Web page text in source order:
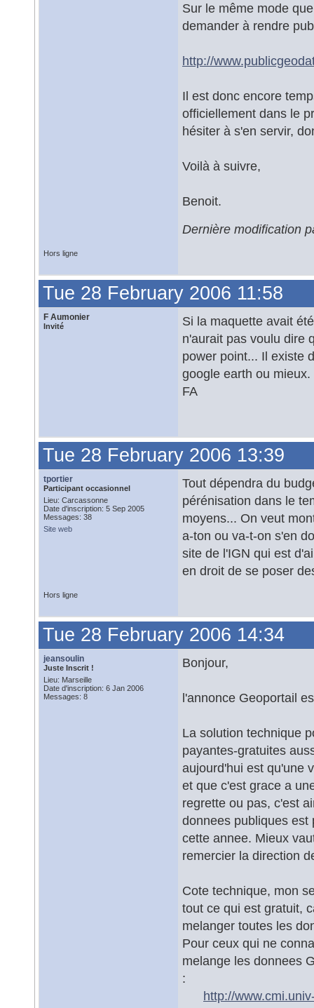
Sur le même mode
demander à rendre
http://
Il est donc encore
officiellement dans le
hésiter à s'en servir,
Voilà à suivre,
Benoit.
Dernière modification
Hors ligne
Tue 28 February 2006 11:58
F Aumonier
Invité
Si la maquette avait
n'aurait pas voulu dire
power point... Il existe
google earth ou mieux.
FA
Tue 28 February 2006 13:39
tportier
Participant occasionnel
Lieu: Carcassonne
Date d'inscription: 5 Sep 2005
Messages: 38
Site web
Tout dépendra du
pérénisation dans le
moyens... On veut
a-ton ou va-t-on s'en
site de l'IGN qui est
en droit de se poser
Hors ligne
Tue 28 February 2006 14:34
jeansoulin
Juste Inscrit !
Lieu: Marseille
Date d'inscription: 6 Jan 2006
Messages: 8
Bonjour,
l'annonce Geoportail
La solution technique
payantes-gratuites
aujourd'hui est qu'une
et que c'est grace a
regrette ou pas, c'est
donnees publiques est
cette annee. Mieux
remercier la direction
Cote technique, mon
tout ce qui est gratuit,
melanger toutes les
Pour ceux qui ne
melange les donnees
:
http://